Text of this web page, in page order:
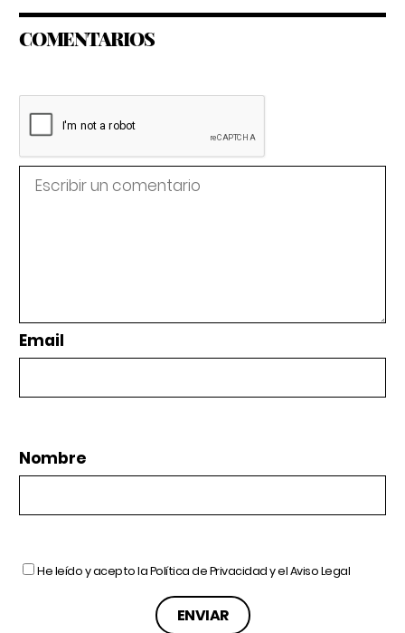
COMENTARIOS
Email
Nombre
He leído y acepto laPolítica de Privacidady elAviso Legal